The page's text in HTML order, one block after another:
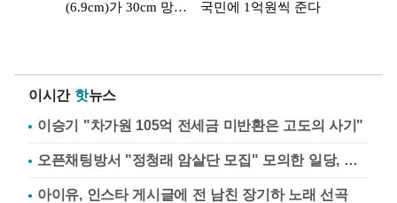
이시간 핫뉴스
이승기 "차가원 105억 전세금 미반환은 고도의 사기"
오픈채팅방서 "정청래 암살단 모집" 모의한 일당, 불구속 송치
아이유, 인스타 게시글에 전 남친 장기하 노래 선곡